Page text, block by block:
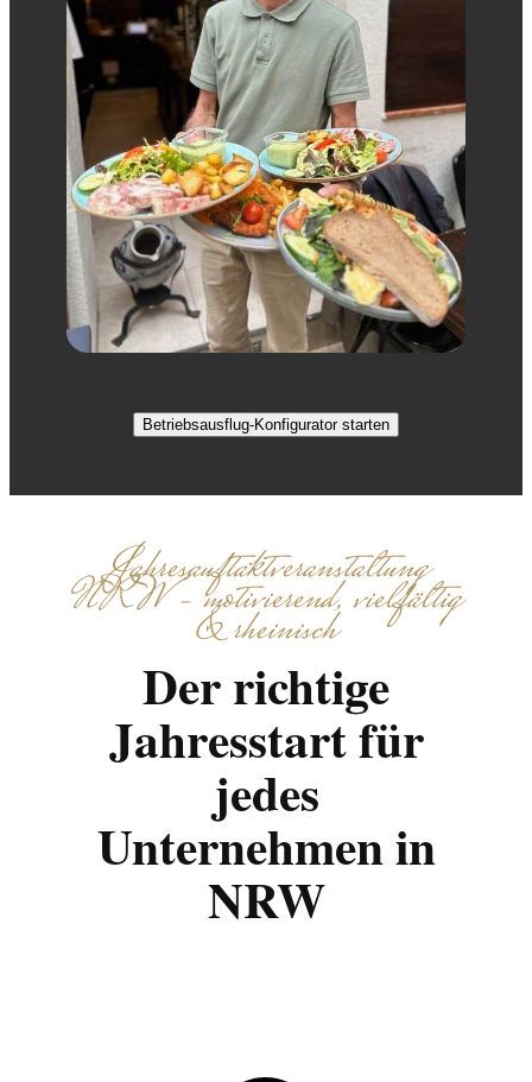
Betriebsausflug-Konfigurator starten
Jahresauftaktveranstaltung
NRW – motivierend, vielfältig
& rheinisch
Der richtige
Jahresstart für
jedes
Unternehmen in
NRW